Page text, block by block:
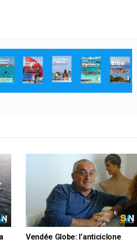
Vendée Globe: l’anticiclone